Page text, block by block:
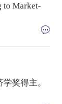
to Market-
奖得主。